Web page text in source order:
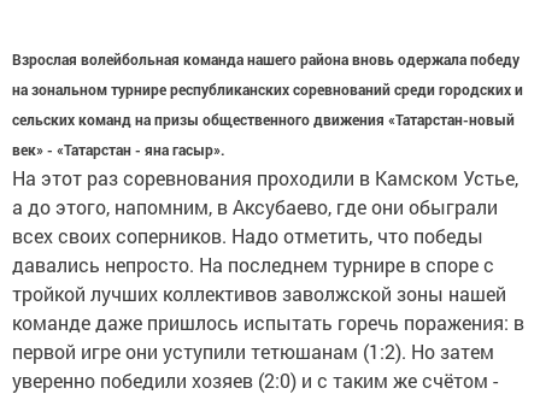
Взрослая волейбольная команда нашего района вновь одержала победу
на зональном турнире республиканских соревнований среди городских и
сельских команд на призы общественного движения «Татарстан-новый
век» - «Татарстан - яна гасыр».
На этот раз соревнования проходили в Камском Устье,
а до этого, напомним, в Аксубаево, где они обыграли
всех своих соперников. Надо отметить, что победы
давались непросто. На последнем турнире в споре с
тройкой лучших коллективов заволжской зоны нашей
команде даже пришлось испытать горечь поражения: в
первой игре они уступили тетюшанам (1:2). Но затем
уверенно победили хозяев (2:0) и с таким же счётом -